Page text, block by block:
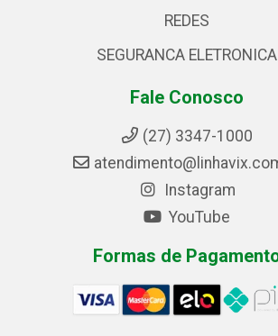
REDES
SEGURANCA ELETRONICA
Fale Conosco
(27) 3347-1000
Instagram
YouTube
Formas de